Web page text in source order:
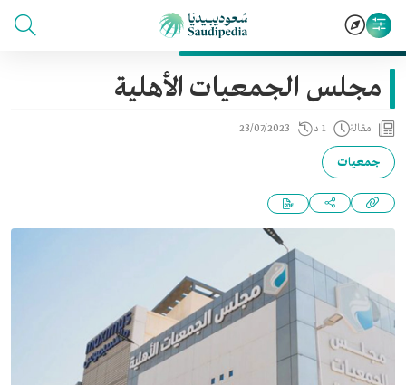
مجلس الجمعيات الأهلية
مقالة 1 د 23/07/2023
جمعيات